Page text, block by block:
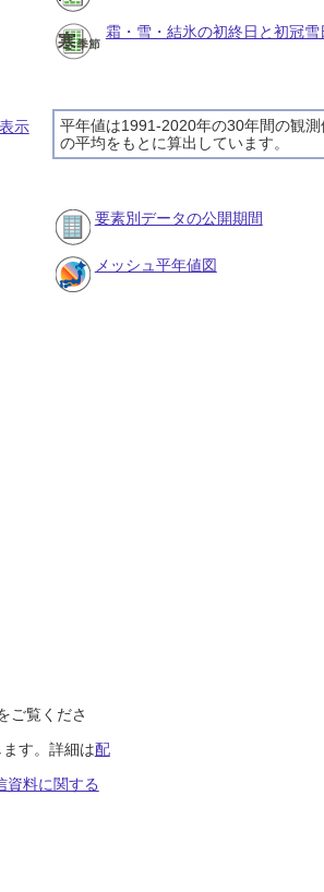
霜・雪・結氷の初終日と初冠
平年値は1991-2020年の30年間の観測
の平均をもとに算出しています。
示
要素別データの公開期間
メッシュ平年値図
ご覧くださ
す。詳細は配
資料に関する